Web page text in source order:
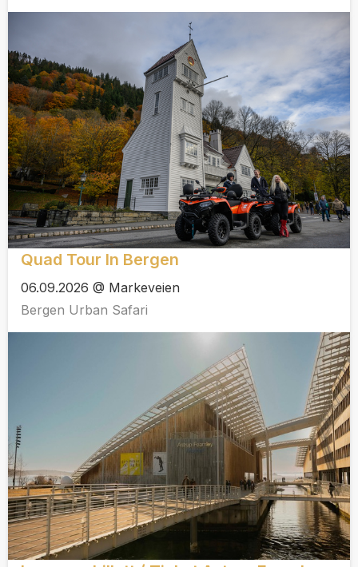
Quad Tour In Bergen
06.09.2026 @ Markeveien
Bergen Urban Safari